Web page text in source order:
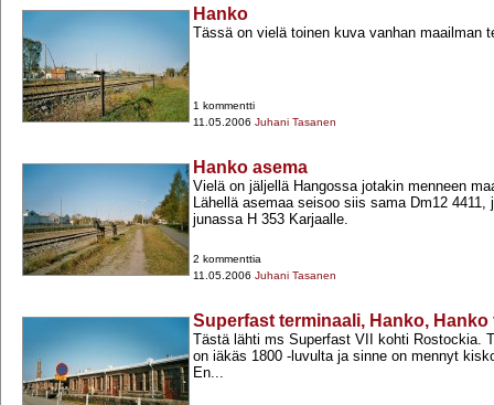
Hanko
Tässä on vielä toinen kuva vanhan maailman
1 kommentti
11.05.2006 Juhani Tasanen
Hanko asema
Vielä on jäljellä Hangossa jotakin menneen
Lähellä asemaa seisoo siis sama Dm12 4411,
junassa H 353 Karjaalle.
2 kommenttia
11.05.2006 Juhani Tasanen
Superfast terminaali, Hanko, Hanko
Tästä lähti ms Superfast VII kohti Rostockia.
on iäkäs 1800 -​luvulta ja sinne on mennyt
En...